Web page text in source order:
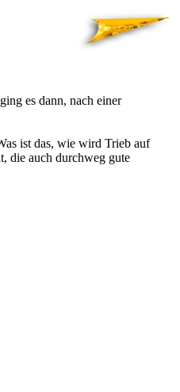
es dann, nach einer
ist das, wie wird Trieb auf
die auch durchweg gute